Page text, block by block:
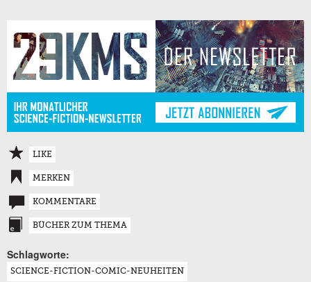
LIKE
MERKEN
KOMMENTARE
BÜCHER ZUM THEMA
Schlagworte:
SCIENCE-FICTION-COMIC-NEUHEITEN